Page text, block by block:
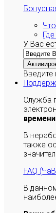
У Вас
Введите
Служба
времени
В
также
FAQ
В